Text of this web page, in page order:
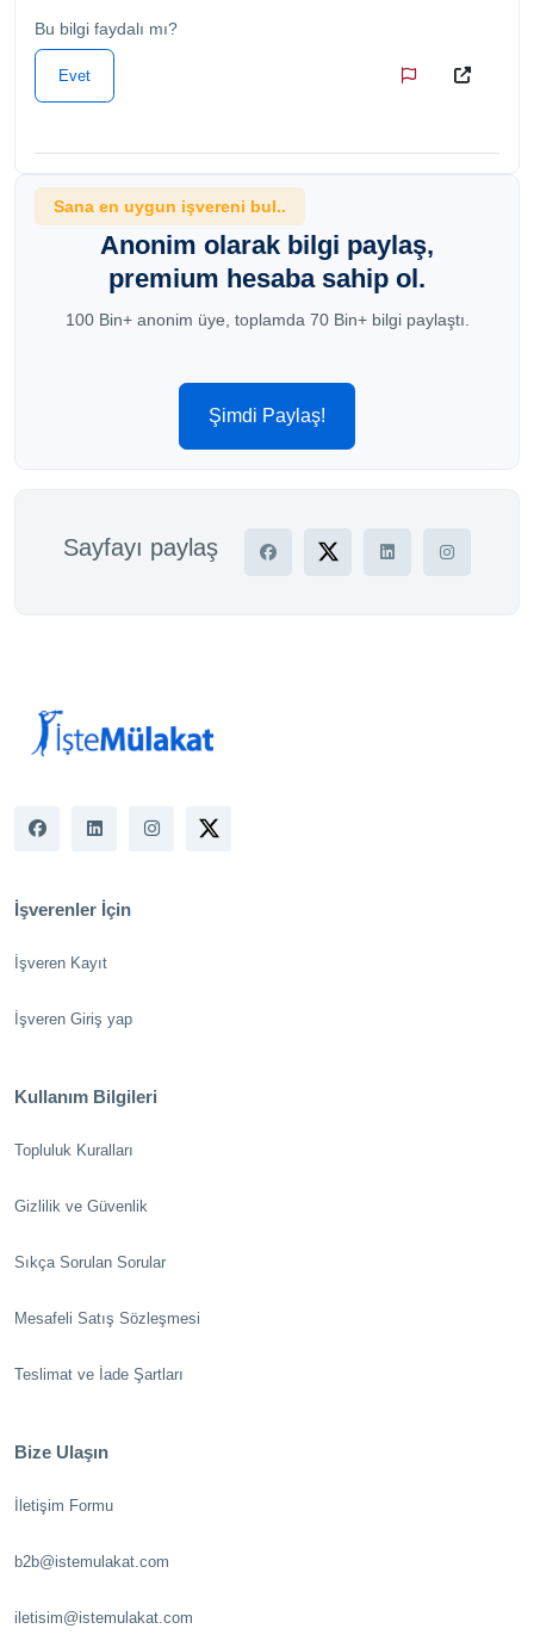
Bu bilgi faydalı mı?
Evet
Sana en uygun işvereni bul..
Anonim olarak bilgi paylaş,
premium hesaba sahip ol.
100 Bin+ anonim üye, toplamda 70 Bin+ bilgi paylaştı.
Şimdi Paylaş!
Sayfayı paylaş
İşverenler İçin
İşveren Kayıt
İşveren Giriş yap
Kullanım Bilgileri
Topluluk Kuralları
Gizlilik ve Güvenlik
Sıkça Sorulan Sorular
Mesafeli Satış Sözleşmesi
Teslimat ve İade Şartları
Bize Ulaşın
İletişim Formu
b2b@istemulakat.com
iletisim@istemulakat.com